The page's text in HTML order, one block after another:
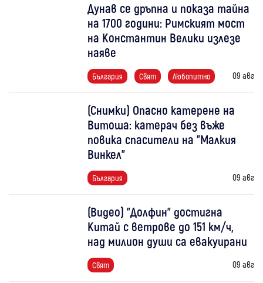
Дунав се дръпна и показа тайна
на 1700 години: Римският мост
на Константин Велики излезе
наяве
България Свят Любопитно 09 авг
(Снимки) Опасно катерене на
Витоша: катерач без въже
повика спасители на "Малкия
Винкел"
България 09 авг
(Видео) "Долфин" достигна
Китай с ветрове до 151 км/ч,
над милион души са евакуирани
Свят 09 авг